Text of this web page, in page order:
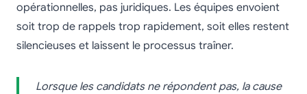
opérationnelles, pas juridiques. Les équipes envoient
soit trop de rappels trop rapidement, soit elles restent
silencieuses et laissent le processus traîner.
Lorsque les candidats ne répondent pas, la cause